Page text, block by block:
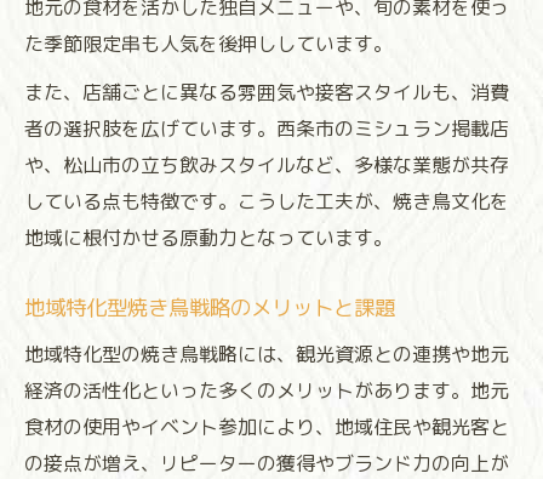
地元の食材を活かした独自メニューや、旬の素材を使っ
た季節限定串も人気を後押ししています。
また、店舗ごとに異なる雰囲気や接客スタイルも、消費
者の選択肢を広げています。西条市のミシュラン掲載店
や、松山市の立ち飲みスタイルなど、多様な業態が共存
している点も特徴です。こうした工夫が、焼き鳥文化を
地域に根付かせる原動力となっています。
地域特化型焼き鳥戦略のメリットと課題
地域特化型の焼き鳥戦略には、観光資源との連携や地元
経済の活性化といった多くのメリットがあります。地元
食材の使用やイベント参加により、地域住民や観光客と
の接点が増え、リピーターの獲得やブランド力の向上が